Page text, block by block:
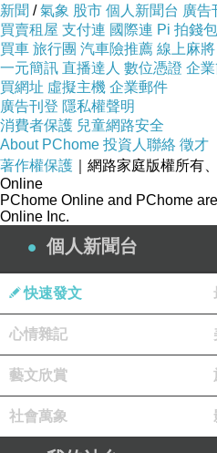
新聞 /氣象 股市 個人新聞台 廣告
買賣租屋 支付連 國際連 Pi 拍錢包
買車 旅行團 汽車險推薦 線上麻將
一元簡訊 直播達人 數位憑證 企
買網址 虛擬主機 企業郵件
廣告刊登 隱私權聲明
消費者保護 兒童網路安全
About PChome 投資人聯絡 徵才
著作權保護 ｜網路家庭版權所有
Online
PChome Online and PChome
Online Inc.
個人新聞台
快速發文
心情雜記
藝文欣賞
社會萬象